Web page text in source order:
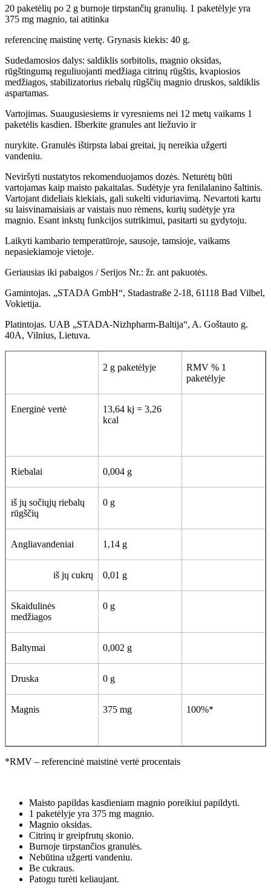
20 paketėlių po 2 g burnoje tirpstančių granulių. 1 paketėlyje yra
375 mg magnio, tai atitinka
referencinę maistinę vertę. Grynasis kiekis: 40 g.
Sudedamosios dalys: saldiklis sorbitolis, magnio oksidas,
rūgštingumą reguliuojanti medžiaga citrinų rūgštis, kvapiosios
medžiagos, stabilizatorius riebalų rūgščių magnio druskos, saldiklis
aspartamas.
Vartojimas. Suaugusiesiems ir vyresniems nei 12 metų vaikams 1
paketėlis kasdien. Išberkite granules ant liežuvio ir
nurykite. Granulės ištirpsta labai greitai, jų nereikia užgerti
vandeniu.
Neviršyti nustatytos rekomenduojamos dozės. Neturėtų būti
vartojamas kaip maisto pakaitalas. Sudėtyje yra fenilalanino šaltinis.
Vartojant dideliais kiekiais, gali sukelti viduriavimą. Nevartoti kartu
su laisvinamaisiais ar vaistais nuo rėmens, kurių sudėtyje yra
magnio. Esant inkstų funkcijos sutrikimui, pasitarti su gydytoju.
Laikyti kambario temperatūroje, sausoje, tamsioje, vaikams
nepasiekiamoje vietoje.
Geriausias iki pabaigos / Serijos Nr.: žr. ant pakuotės.
Gamintojas. „STADA GmbH“, Stadastraße 2-18, 61118 Bad Vilbel,
Vokietija.
Platintojas. UAB „STADA-Nizhpharm-Baltija“, A. Goštauto g.
40A, Vilnius, Lietuva.
2 g paketėlyje
RMV % 1
paketėlyje
Energinė vertė
13,64 kj = 3,26
kcal
Riebalai 0,004 g
iš jų sočiųjų riebalų
rūgščių
0 g
Angliavandeniai 1,14 g
iš jų cukrų 0,01 g
Skaidulinės
medžiagos
0 g
Baltymai 0,002 g
Druska 0 g
Magnis 375 mg 100%*
*RMV – referencinė maistinė vertė procentais
Maisto papildas kasdieniam magnio poreikiui papildyti.
1 paketėlyje yra 375 mg magnio.
Magnio oksidas.
Citrinų ir greipfrutų skonio.
Burnoje tirpstančios granulės.
Nebūtina užgerti vandeniu.
Be cukraus.
Patogu turėti keliaujant.